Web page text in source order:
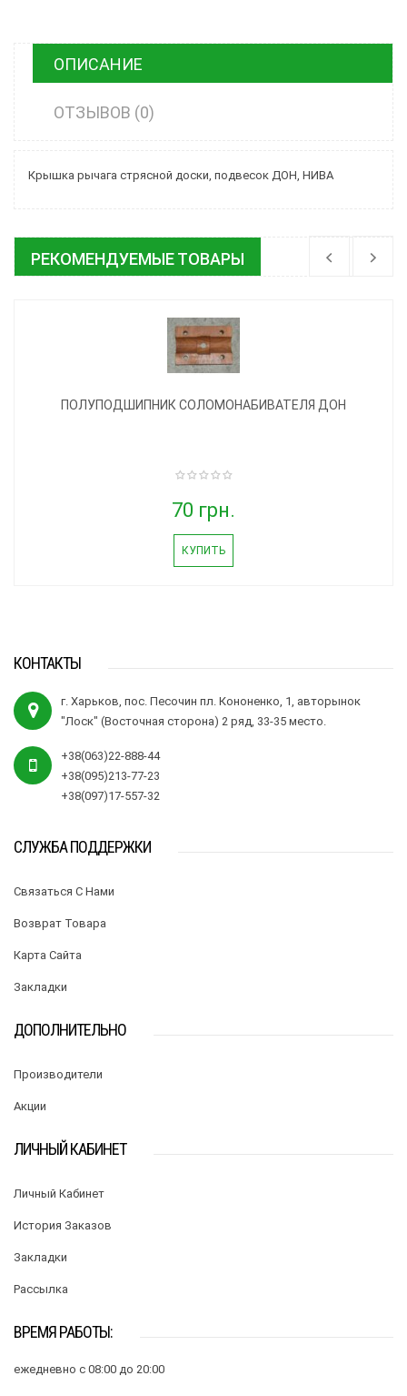
ОПИСАНИЕ
ОТЗЫВОВ (0)
Крышка рычага стрясной доски, подвесок ДОН, НИВА
РЕКОМЕНДУЕМЫЕ ТОВАРЫ
ПОЛУПОДШИПНИК СОЛОМОНАБИВАТЕЛЯ ДОН
70 грн.
КУПИТЬ
КОНТАКТЫ
г. Харьков, пос. Песочин пл. Кононенко, 1, авторынок
"Лоск" (Восточная сторона) 2 ряд, 33-35 место.
+38(063)22-888-44
+38(095)213-77-23
+38(097)17-557-32
СЛУЖБА ПОДДЕРЖКИ
Связаться С Нами
Возврат Товара
Карта Сайта
Закладки
ДОПОЛНИТЕЛЬНО
Производители
Акции
ЛИЧНЫЙ КАБИНЕТ
Личный Кабинет
История Заказов
Закладки
Рассылка
ВРЕМЯ РАБОТЫ:
ежедневно с 08:00 до 20:00